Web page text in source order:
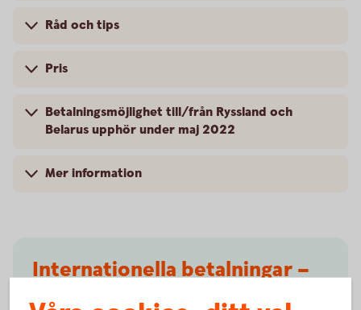
Råd och tips
Pris
Betalningsmöjlighet till/från Ryssland och
Belarus upphör under maj 2022
Mer information
Internationella betalningar –
Filbetalningar